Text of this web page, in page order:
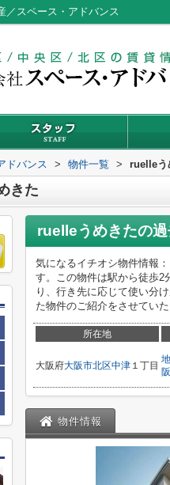
／スペース・アドバンス
ドバンス > 物件一覧 > ruelleう
きた
ruelleうめきたの
気になるイチオシ物件情報
す。この物件は駅から徒歩2
り、行き先に応じて使い分
た物件のご紹介をさせてい
所在地
大阪府大阪市北区中津 １丁目
物件情報